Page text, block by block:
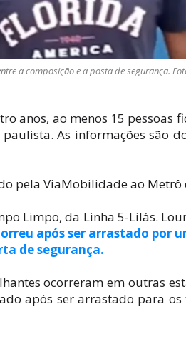
a composição e a posta de segurança.
anos, ao menos 15 pessoas
As informações são
pela ViaMobilidade ao
Limpo, da Linha 5-Lilás.
após ser arrastado por
de segurança.
ocorreram em outras
após ser arrastado para